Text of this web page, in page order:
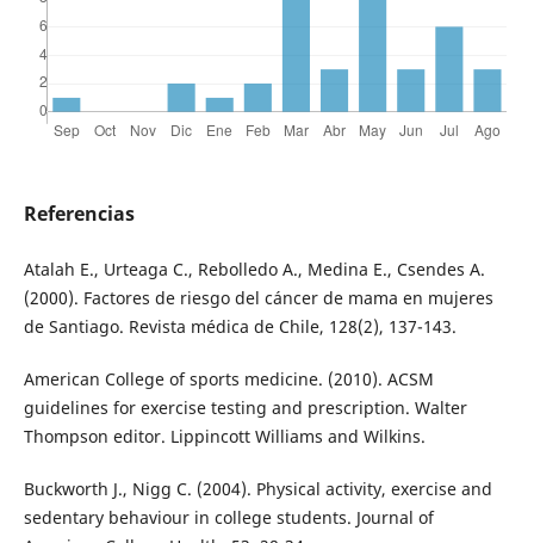
Referencias
Atalah E., Urteaga C., Rebolledo A., Medina E., Csendes A.
(2000). Factores de riesgo del cáncer de mama en mujeres
de Santiago. Revista médica de Chile, 128(2), 137-143.
American College of sports medicine. (2010). ACSM
guidelines for exercise testing and prescription. Walter
Thompson editor. Lippincott Williams and Wilkins.
Buckworth J., Nigg C. (2004). Physical activity, exercise and
sedentary behaviour in college students. Journal of